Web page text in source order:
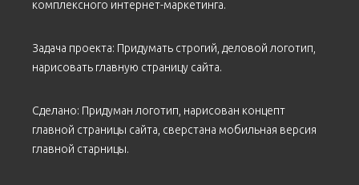
комплексного интернет-маркетинга.
Задача проекта: Придумать строгий, деловой логотип,
нарисовать главную страницу сайта.
Сделано: Придуман логотип, нарисован концепт
главной страницы сайта, сверстана мобильная версия
главной старницы.